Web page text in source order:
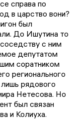
справа по
в царство вони?
был
До Ишутина то
с ним
депутатом
соратником
регионального
рядового
Нетесова. Но
был связан
и Колиуха.